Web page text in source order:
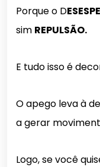
Porque o D
sim REPULSÃO.
E tudo isso é
O apego leva à
a gerar
Logo, se você